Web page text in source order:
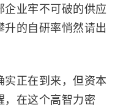
企业牢不可破的供应
的自研率悄然请出
实正在到来，但资本
，在这个高智力密